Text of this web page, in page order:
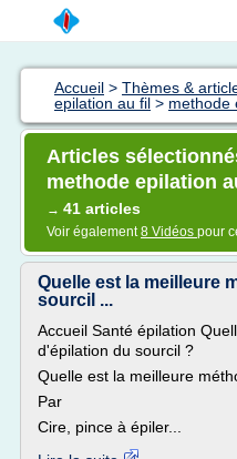
Accueil > Thèmes &
epilation au fil > methode
Articles
methode epilation
→ 41 articles
Voir également8 Vidéos pour
Quelle est la meilleure
sourcil ...
Accueil Santé épilation
d'épilation du sourcil ?
Quelle est la meilleure
Par
Cire, pince à épiler...